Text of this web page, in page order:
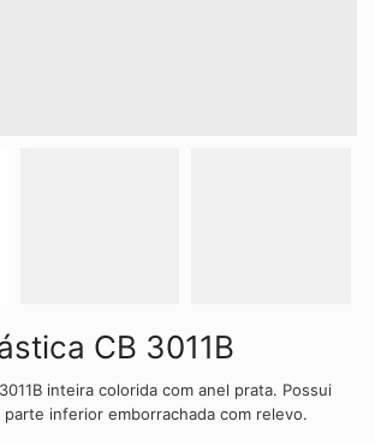
CB 3011B
inteira colorida com anel prata. Possui
inferior emborrachada com relevo.